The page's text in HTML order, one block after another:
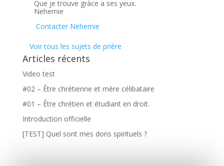
Que je trouve gràce a ses yeux.
Nehemie
Contacter Nehemie
Voir tous les sujets de prière
Articles récents
Video test
#02 – Être chrétienne et mère célibataire
#01 – Être chrétien et étudiant en droit.
Introduction officielle
[TEST] Quel sont mes dons spirituels ?